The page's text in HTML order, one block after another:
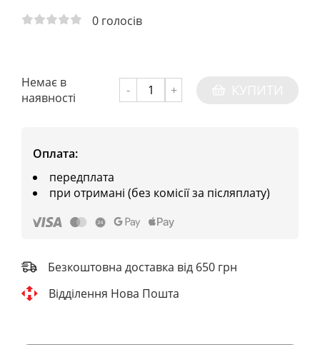
0 голосів
Немає в
наявності
- +
Оплата:
передплата
при отримані (без комісії за післяплату)
Безкоштовна доставка від 650 грн
Відділення Нова Пошта